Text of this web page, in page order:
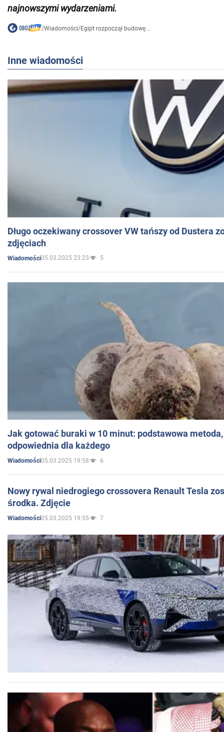
najnowszymi wydarzeniami.
/Wiadomości/Egipt rozpoczął budowę...
Inne wiadomości
Długo oczekiwany crossover VW tańszy od Dustera
zdjęciach
Wiadomości05.03.2025 23:23 5
Jak gotować buraki w 10 minut: podstawowa
odpowiednia dla każdego
Wiadomości05.03.2025 19:58 6
Nowy rywal niedrogiego crossovera Renault Tesla
środka. Zdjęcie
Wiadomości05.03.2025 19:55 7